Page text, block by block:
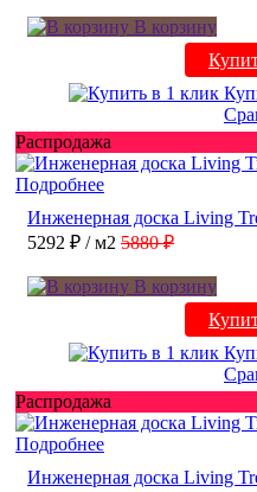
В корзину
Распродажа
Подробнее
Инженерная доска Living
5292 ₽ / м2 5880 ₽
В корзину
Распродажа
Подробнее
Инженерная доска Living